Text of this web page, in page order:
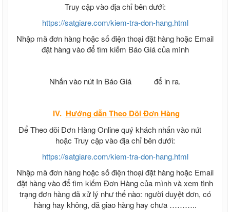
Truy cập vào địa chỉ bên dưới:
https://satgiare.com/kiem-tra-don-hang.html
Nhập mã đơn hàng hoặc số điện thoại đặt hàng hoặc Email
đặt hàng vào để tìm kiếm Báo Giá của mình
Nhấn vào nút In Báo Giá để in ra.
IV. Hướng dẫn Theo Dõi Đơn Hàng
Để Theo dõi Đơn Hàng Online quý khách nhấn vào nút
hoặc Truy cập vào địa chỉ bên dưới:
https://satgiare.com/kiem-tra-don-hang.html
Nhập mã đơn hàng hoặc số điện thoại đặt hàng hoặc Email
đặt hàng vào để tìm kiếm Đơn Hàng của mình và xem tình
trạng đơn hàng đã xử lý như thế nào: người duyệt đơn, có
hàng hay không, đã giao hàng hay chưa ………..